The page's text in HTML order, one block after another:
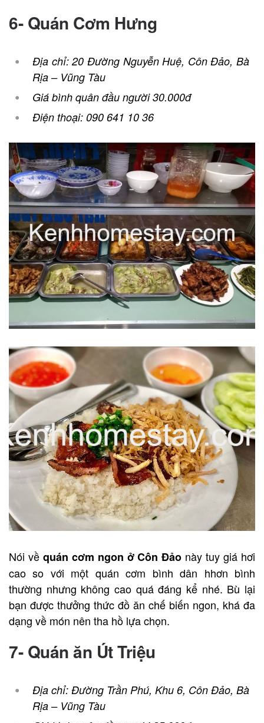
6- Quán Cơm Hưng
Địa chỉ: 20 Đường Nguyễn Huệ, Côn Đảo, Bà
Rịa – Vũng Tàu
Giá bình quân đầu người 30.000đ
Điện thoại: 090 641 10 36
Nói về quán cơm ngon ở Côn Đảo này tuy giá hơi
cao so với một quán cơm bình dân hhơn bình
thường nhưng không cao quá đáng kể nhé. Bù lại
bạn được thưởng thức đồ ăn chế biến ngon, khá đa
dạng về món nên tha hồ lựa chọn.
7- Quán ăn Út Triệu
Địa chỉ: Đường Trần Phú, Khu 6, Côn Đảo, Bà
Rịa – Vũng Tàu